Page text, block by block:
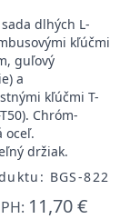
dlhých L-
kľúčmi
guľový
a
kľúčmi T-
Chróm-
oceľ.
držiak.
BGS-822
11,70 €